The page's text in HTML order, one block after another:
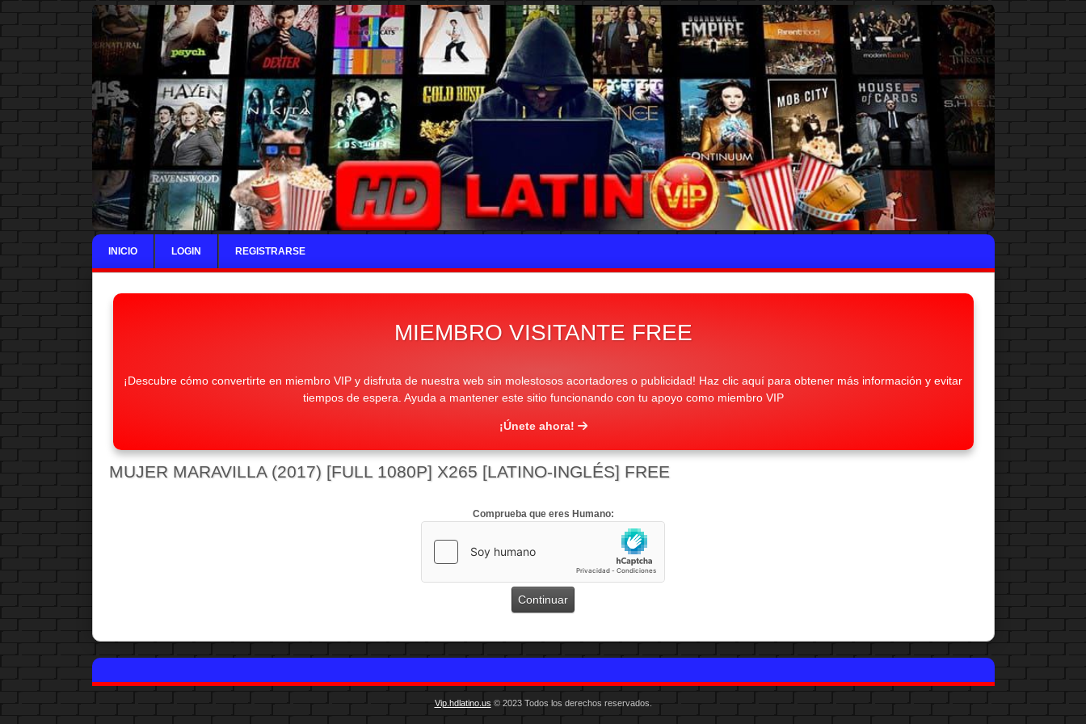
INICIO LOGIN REGISTRARSE
MIEMBRO VISITANTE FREE
¡Descubre cómo convertirte en miembro VIP y disfruta de nuestra web sin molestosos acortadores o publicidad! Haz clic aquí para obtener más información y evitar
tiempos de espera. Ayuda a mantener este sitio funcionando con tu apoyo como miembro VIP
¡Únete ahora!
MUJER MARAVILLA (2017) [FULL 1080P] X265 [LATINO-INGLÉS] FREE
Comprueba que eres Humano:
Vip.hdlatino.us© 2023 Todos los derechos reservados.